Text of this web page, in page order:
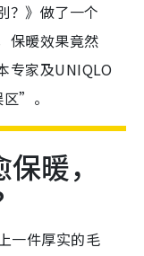
？》做了一个
保暖效果竟然
专家及UNIQLO
”。
暖，
一件厚实的毛